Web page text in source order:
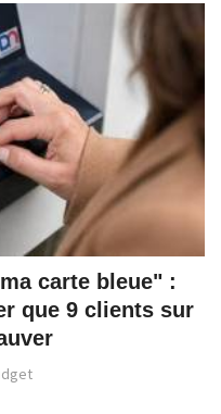
carte bleue" :
que 9 clients sur